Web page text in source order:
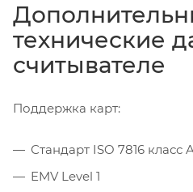
технические
считывателе
Поддержка карт:
Стандарт ISO 7816 класс
EMV Level 1